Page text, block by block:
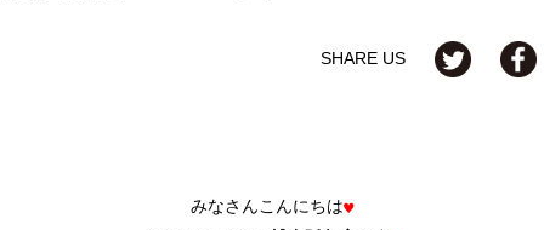
SHARE US
みなさんこんにちは♥